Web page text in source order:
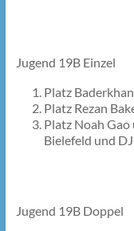
Jugend 19B Einzel
Platz
Platz Rezan
Platz Noah Gao
Bielefeld und
Jugend 19B Doppel